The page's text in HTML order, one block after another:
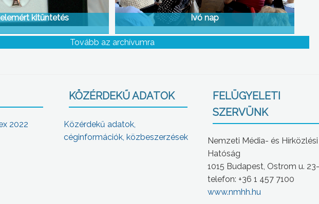
kitüntetés Ivó nap
Tovább az archívumra
2022
KÖZÉRDEKŰ ADATOK
Közérdekű adatok,
céginformációk, közbeszerzések
FELÜGYELETI
SZERVÜNK
Nemzeti Média- és Hírközlési
Hatóság
1015 Budapest, Ostrom u.
telefon: +36 1 457 7100
www.nmhh.hu